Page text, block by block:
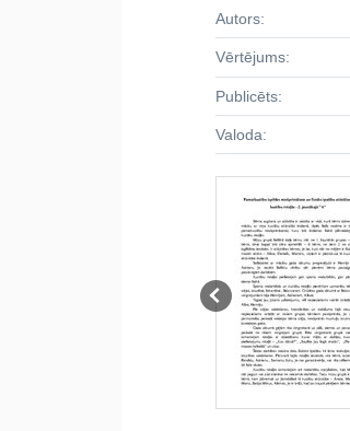
Autors:
Vērtējums:
Publicēts:
Valoda: